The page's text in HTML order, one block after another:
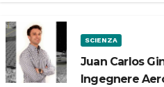
SCIENZA
Juan Carlos
Ingegnere